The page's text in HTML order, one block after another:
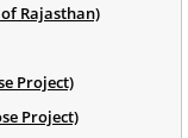
of Rajasthan)
Project)
Project)